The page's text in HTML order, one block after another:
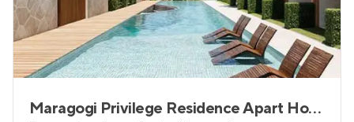
Maragogi Privilege Residence Apart Hotel